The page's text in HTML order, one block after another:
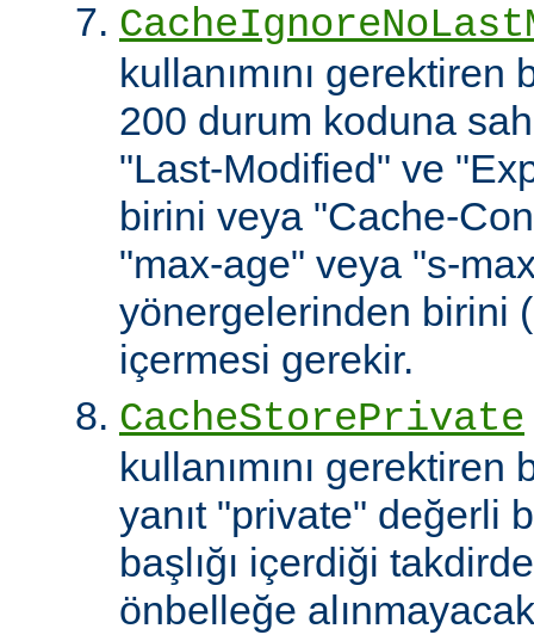
kullanımını gerektiren
200 durum koduna
"Last-Modified" ve
birini veya "Cache-
"max-age" veya "s-
yönergelerinden birini
içermesi gerekir.
CacheStorePrivate
kullanımını gerektiren
yanıt "private" değerli
başlığı içerdiği
önbelleğe